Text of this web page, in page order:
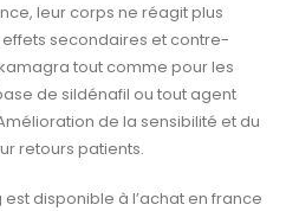
leur corps ne réagit plus
secondaires et contre-
tout comme pour les
de sildénafil ou tout agent
de la sensibilité et du
retours patients.
est disponible à l’achat en france